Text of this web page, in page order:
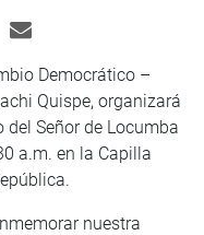
Democrático –
Quispe, organizará
Señor de Locumba
a.m. en la Capilla
nuestra